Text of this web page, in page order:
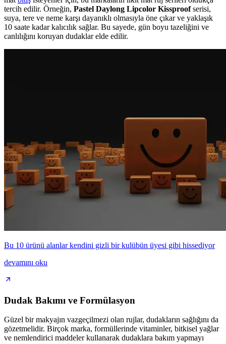
tercih edilir. Örneğin, Pastel Daylong Lipcolor Kissproofserisi,
suya, tere ve neme karşı dayanıklı olmasıyla öne çıkar ve yaklaşık
10 saate kadar kalıcılık sağlar. Bu sayede, gün boyu tazeliğini ve
canlılığını koruyan dudaklar elde edilir.
Bu 10 ürünü alanlar kendini gizli bir kulübün üyesi gibi hissediyor
devamını oku
Dudak Bakımı ve Formülasyon
Güzel bir makyajın vazgeçilmezi olan rujlar, dudakların sağlığını da
gözetmelidir. Birçok marka, formüllerinde vitaminler, bitkisel yağlar
ve nemlendirici maddeler kullanarak dudaklara bakım yapmayı